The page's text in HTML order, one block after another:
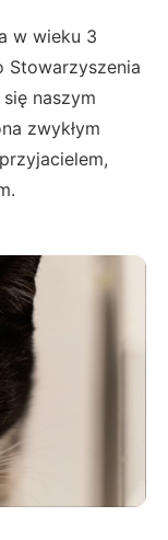
w wieku 3
Stowarzyszenia
naszym
zwykłym